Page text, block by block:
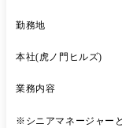
勤務地
本社(虎ノ門ヒルズ)
業務内容
※シニアマネージャー